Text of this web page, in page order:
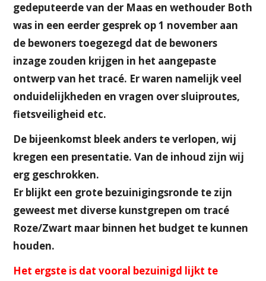
gedeputeerde van der Maas en wethouder Both
was in een eerder gesprek op 1 november aan
de bewoners toegezegd dat de bewoners
inzage zouden krijgen in het aangepaste
ontwerp van het tracé. Er waren namelijk veel
onduidelijkheden en vragen over sluiproutes,
fietsveiligheid etc.
De bijeenkomst bleek anders te verlopen, wij
kregen een presentatie. Van de inhoud zijn wij
erg geschrokken.
Er blijkt een grote bezuinigingsronde te zijn
geweest met diverse kunstgrepen om tracé
Roze/Zwart maar binnen het budget te kunnen
houden.
Het ergste is dat vooral bezuinigd lijkt te